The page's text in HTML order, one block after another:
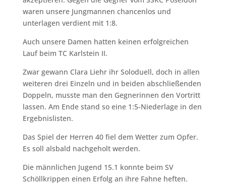
waren unsere Jungmannen chancenlos und
unterlagen verdient mit 1:8.
Auch unsere Damen hatten keinen erfolgreichen
Lauf beim TC Karlstein II.
Zwar gewann Clara Liehr ihr Soloduell, doch in allen
weiteren drei Einzeln und in beiden abschließenden
Doppeln, musste man den Gegnerinnen den Vortritt
lassen. Am Ende stand so eine 1:5-Niederlage in den
Ergebnislisten.
Das Spiel der Herren 40 fiel dem Wetter zum Opfer.
Es soll alsbald nachgeholt werden.
Die männlichen Jugend 15.1 konnte beim SV
Schöllkrippen einen Erfolg an ihre Fahne heften.